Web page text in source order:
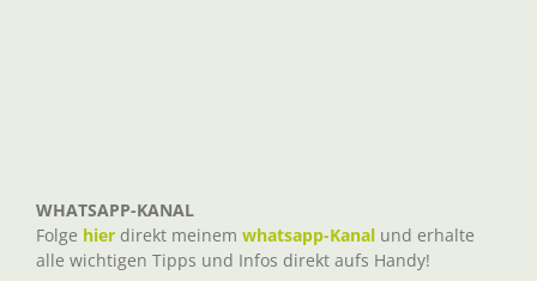
WHATSAPP-KANAL
Folge hier direkt meinem whatsapp-Kanal und erhalte
alle wichtigen Tipps und Infos direkt aufs Handy!